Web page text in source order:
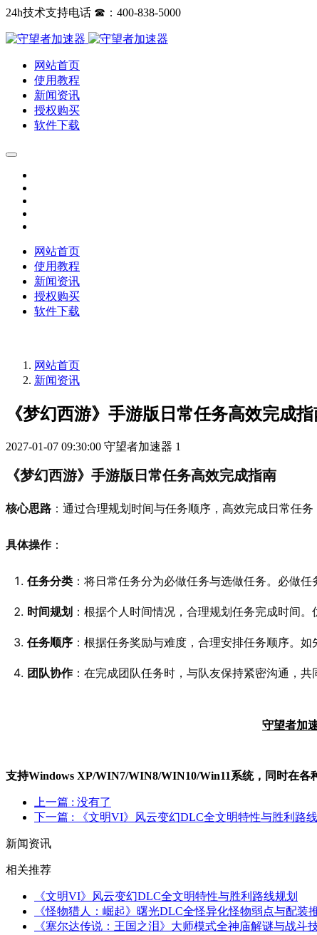
24h技术支持电话 ☎：400-838-5000
网站首页
使用教程
新闻资讯
授权购买
软件下载
网站首页
使用教程
新闻资讯
授权购买
软件下载
网站首页
新闻资讯
《梦幻西游》手游版日常任务高效完成
2027-01-07 09:30:00 守望者加速器 1
《梦幻西游》手游版日常任务高效完成指南
核心思路 ：通过合理规划时间与任务顺序，高效完成日常任务
具体操作：
任务分类 ：将日常任务分为必做任务与选做任务。必做
时间规划 ：根据个人时间情况，合理规划任务完成时间
任务顺序 ：根据任务奖励与难度，合理安排任务顺序。
团队协作：在完成团队任务时，与队友保持紧密沟通，
守望者加
支持Windows XP/WIN7/WIN8/WIN10/Win11系统，同时在各
上一篇 : 没有了
下一篇 : 《文明VI》风云变幻DLC全文明特性与胜利路
新闻资讯
相关推荐
《文明VI》风云变幻DLC全文明特性与胜利路线规划
《怪物猎人：崛起》曙光DLC全怪异化怪物弱点与配装
《塞尔达传说：王国之泪》大师模式全神庙解谜与战斗